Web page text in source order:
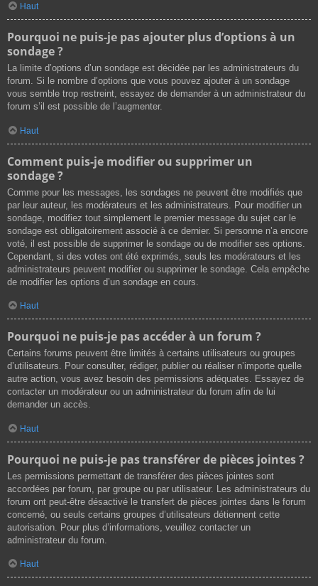
Haut
Pourquoi ne puis-je pas ajouter plus d’options à un
sondage ?
La limite d’options d’un sondage est décidée par les administrateurs du
forum. Si le nombre d’options que vous pouvez ajouter à un sondage
vous semble trop restreint, essayez de demander à un administrateur du
forum s’il est possible de l’augmenter.
Haut
Comment puis-je modifier ou supprimer un
sondage ?
Comme pour les messages, les sondages ne peuvent être modifiés que
par leur auteur, les modérateurs et les administrateurs. Pour modifier un
sondage, modifiez tout simplement le premier message du sujet car le
sondage est obligatoirement associé à ce dernier. Si personne n’a encore
voté, il est possible de supprimer le sondage ou de modifier ses options.
Cependant, si des votes ont été exprimés, seuls les modérateurs et les
administrateurs peuvent modifier ou supprimer le sondage. Cela empêche
de modifier les options d’un sondage en cours.
Haut
Pourquoi ne puis-je pas accéder à un forum ?
Certains forums peuvent être limités à certains utilisateurs ou groupes
d’utilisateurs. Pour consulter, rédiger, publier ou réaliser n’importe quelle
autre action, vous avez besoin des permissions adéquates. Essayez de
contacter un modérateur ou un administrateur du forum afin de lui
demander un accès.
Haut
Pourquoi ne puis-je pas transférer de pièces jointes ?
Les permissions permettant de transférer des pièces jointes sont
accordées par forum, par groupe ou par utilisateur. Les administrateurs du
forum ont peut-être désactivé le transfert de pièces jointes dans le forum
concerné, ou seuls certains groupes d’utilisateurs détiennent cette
autorisation. Pour plus d’informations, veuillez contacter un
administrateur du forum.
Haut